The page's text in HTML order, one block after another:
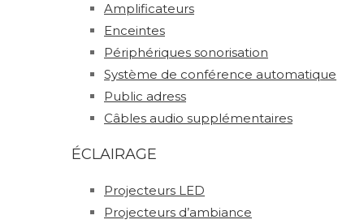
Amplificateurs
Enceintes
Périphériques sonorisation
Système de conférence automatique
Public adress
Câbles audio supplémentaires
ÉCLAIRAGE
Projecteurs LED
Projecteurs d’ambiance